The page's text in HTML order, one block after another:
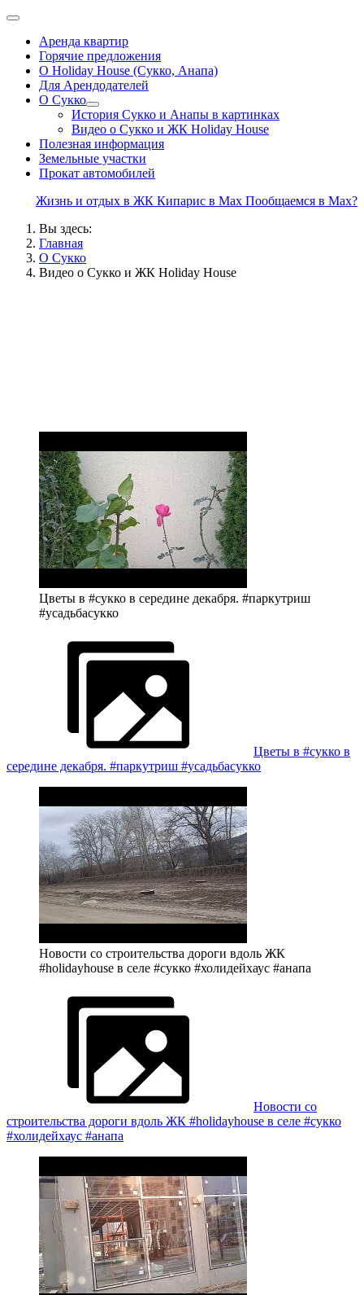
Аренда квартир
Горячие предложения
О Holiday House (Сукко, Анапа)
Для Арендодателей
О Сукко
История Сукко и Анапы в картинках
Видео о Сукко и ЖК Holiday House
Полезная информация
Земельные участки
Прокат автомобилей
Жизнь и отдых в ЖК Кипарис в Max Пообщаемся в Max?
Вы здесь:
Главная
О Сукко
Видео о Сукко и ЖК Holiday House
Цветы в #сукко в середине декабря. #паркутриш
#усадьбасукко
Цветы в #сукко в
середине декабря. #паркутриш #усадьбасукко
Новости со строительства дороги вдоль ЖК
#holidayhouse в селе #сукко #холидейхаус #анапа
Новости со
строительства дороги вдоль ЖК #holidayhouse в селе #сукко
#холидейхаус #анапа